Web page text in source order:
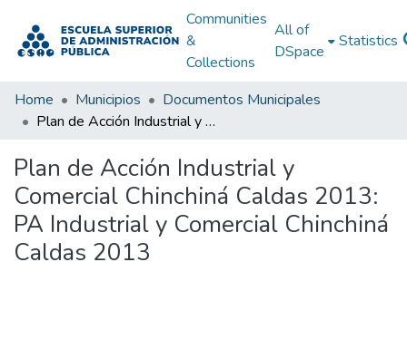
Communities
&
Collections
All of
DSpace
Statistics
Home Municipios
Documentos Municipales
Plan de Acción Industrial y Comercial Chinchiná Caldas 2013: PA Industrial y Comercial Chinchiná Caldas 2013
Plan de Acción Industrial y
Comercial Chinchiná Caldas 2013:
PA Industrial y Comercial Chinchiná
Caldas 2013